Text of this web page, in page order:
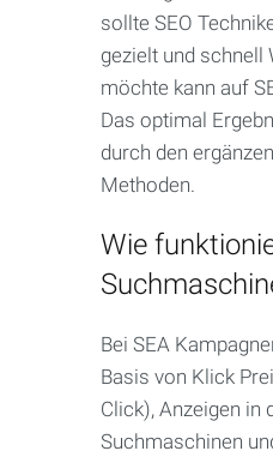
sollte SEO
gezielt und schnell
möchte kann auf
Das optimal
durch den
Methoden.
Wie
Bei SEA
Basis von Klick
Click), Anzeigen in
Suchmaschinen